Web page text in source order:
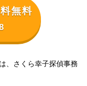
無料
、さくら幸子探偵事務